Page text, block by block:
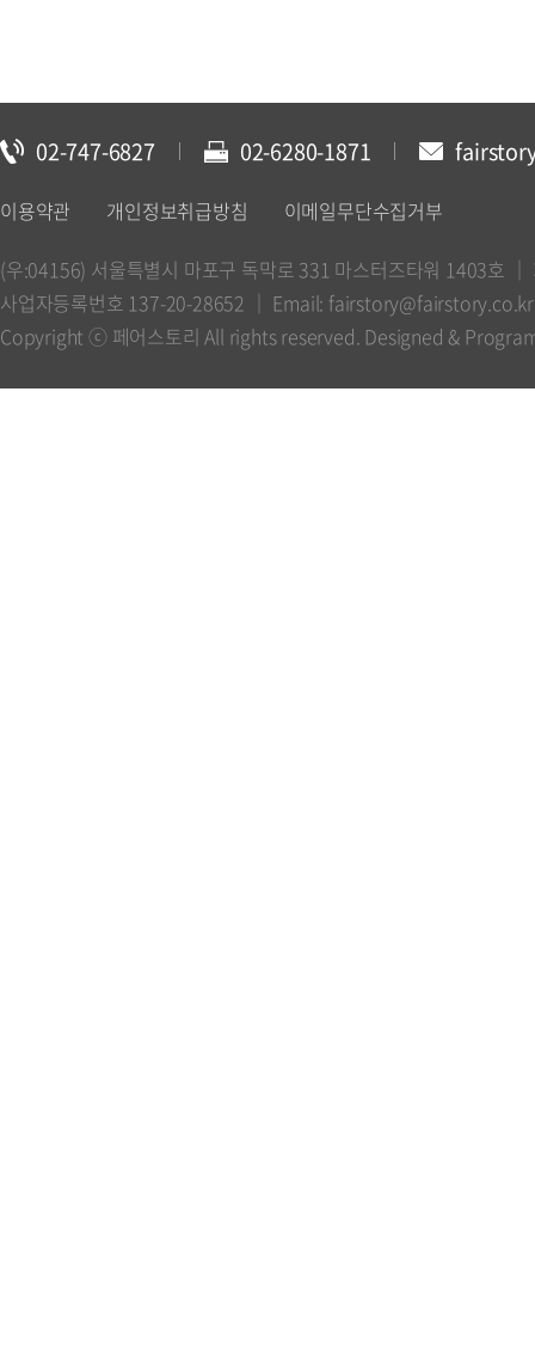
02-747-6827 02-6280-1871
이용약관 개인정보취급방침 이메일무단수집거부
(우:04156) 서울특별시 마포구 독막로 331 마스터즈타워 1403호
사업자등록번호 137-20-28652 ｜ Email:
Copyright ⓒ 페어스토리 All rights reserved. Designed &